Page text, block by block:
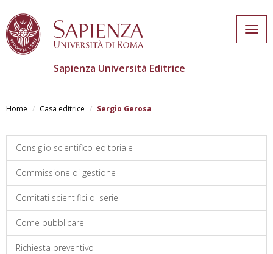
main
Sapienza Università Editrice
Home Casa editrice Sergio Gerosa
Consiglio scientifico-editoriale
Commissione di gestione
Comitati scientifici di serie
Come pubblicare
Richiesta preventivo